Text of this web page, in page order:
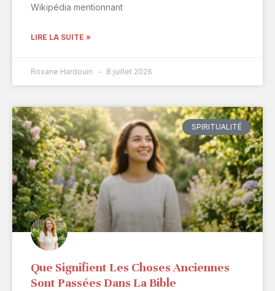
Wikipédia mentionnant
LIRE LA SUITE »
Roxane Hardouin 8 juillet 2026
SPIRITUALITÉ
Que Signifient Les Choses Anciennes
Sont Passées Dans La Bible